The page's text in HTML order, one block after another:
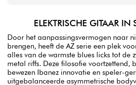
ELEKTRISCHE GITAAR IN
Door het aanpassingsvermogen naar
brengen, heeft de AZ serie een plek
alles van de warmste blues licks tot de
metal riffs. Deze filosofie voortzettend,
bewezen Ibanez innovatie en speler-
uitgebalanceerde asymmetrische